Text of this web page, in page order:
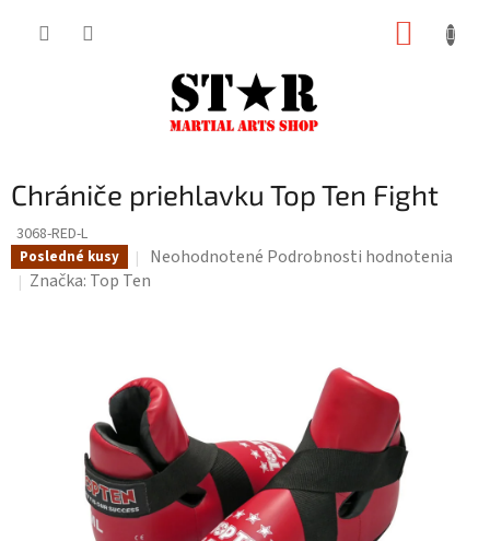
Chrániče priehlavku Top Ten Fight
3068-RED-L
Posledné kusy
Priemerné
hodnotenie
z
5
hviezdičiek.
Neohodnotené Podrobnosti hodnotenia
Značka: Top Ten